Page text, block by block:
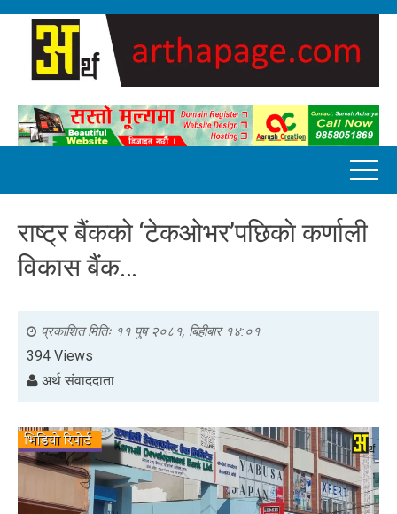
राष्ट्र बैंकको ‘टेकओभर’पछिकाे कर्णाली
विकास बैंक…
प्रकाशित मितिः ११ पुष २०८१, बिहीबार १४:०१
394 Views
अर्थ संवाददाता